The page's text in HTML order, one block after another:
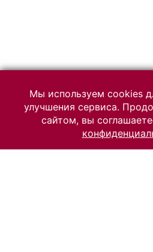
Мы используем cookies
улучшения сервиса.
сайтом, вы